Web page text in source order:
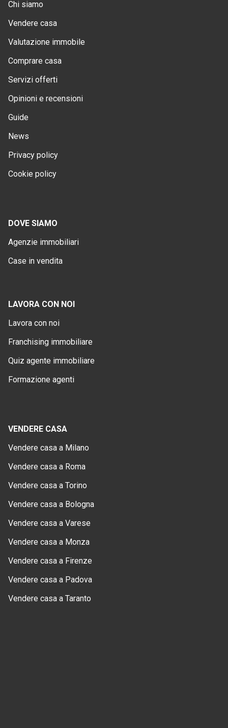
Chi siamo
Vendere casa
Valutazione immobile
Comprare casa
Servizi offerti
Opinioni e recensioni
Guide
News
Privacy policy
Cookie policy
DOVE SIAMO
Agenzie immobiliari
Case in vendita
LAVORA CON NOI
Lavora con noi
Franchising immobiliare
Quiz agente immobiliare
Formazione agenti
VENDERE CASA
Vendere casa a Milano
Vendere casa a Roma
Vendere casa a Torino
Vendere casa a Bologna
Vendere casa a Varese
Vendere casa a Monza
Vendere casa a Firenze
Vendere casa a Padova
Vendere casa a Taranto